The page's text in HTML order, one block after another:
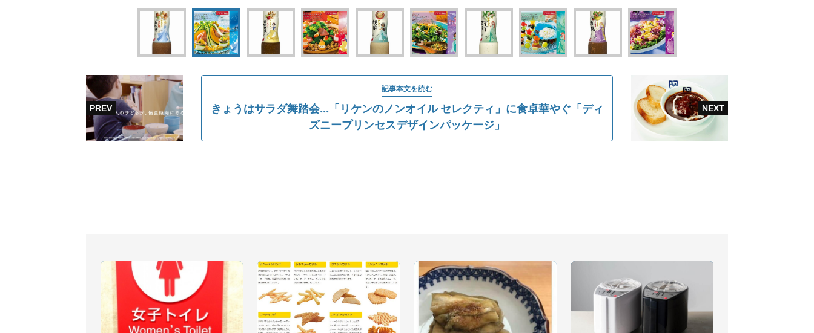
記事本文を読む
きょうはサラダ舞踏会...「リケンのノンオイル セレクティ」に食卓華やぐ「ディ
ズニープリンセスデザインパッケージ」